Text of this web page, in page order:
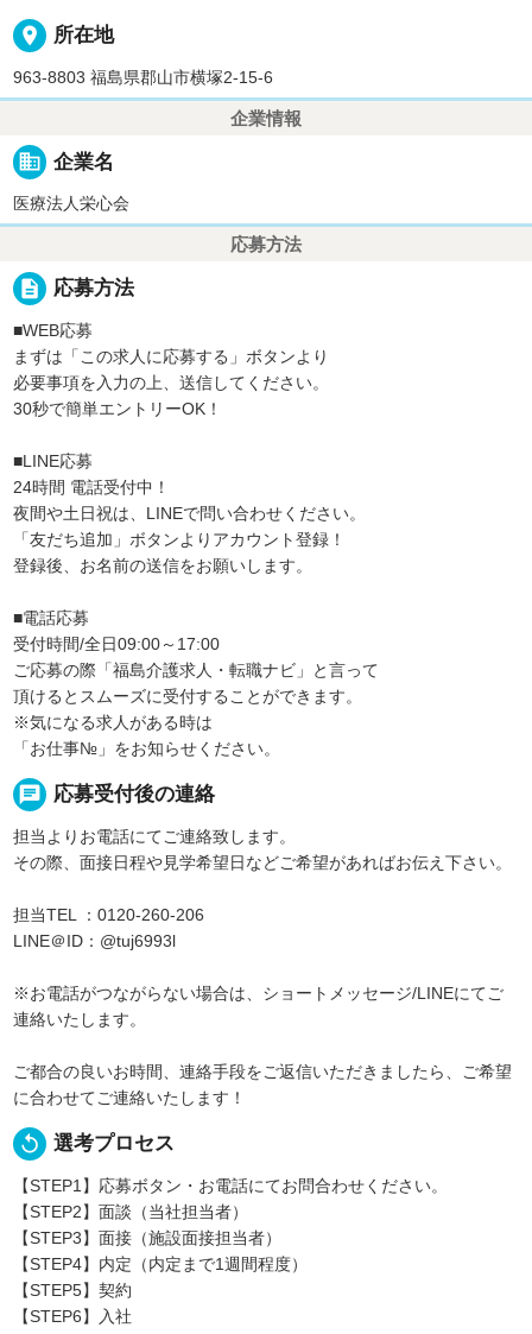
place 所在地
963-8803 福島県郡山市横塚2-15-6
企業情報
business 企業名
医療法人栄心会
応募方法
description 応募方法
■WEB応募
まずは「この求人に応募する」ボタンより
必要事項を入力の上、送信してください。
30秒で簡単エントリーOK！
■LINE応募
24時間 電話受付中！
夜間や土日祝は、LINEで問い合わせください。
「友だち追加」ボタンよりアカウント登録！
登録後、お名前の送信をお願いします。
■電話応募
受付時間/全日09:00～17:00
ご応募の際「福島介護求人・転職ナビ」と言って
頂けるとスムーズに受付することができます。
※気になる求人がある時は
「お仕事№」をお知らせください。
chat 応募受付後の連絡
担当よりお電話にてご連絡致します。
その際、面接日程や見学希望日などご希望があればお伝え下さい。
担当TEL ：0120-260-206
LINE＠ID：@tuj6993l
※お電話がつながらない場合は、ショートメッセージ/LINEにてご
連絡いたします。
ご都合の良いお時間、連絡手段をご返信いただきましたら、ご希望
に合わせてご連絡いたします！
replay 選考プロセス
【STEP1】応募ボタン・お電話にてお問合わせください。
【STEP2】面談（当社担当者）
【STEP3】面接（施設面接担当者）
【STEP4】内定（内定まで1週間程度）
【STEP5】契約
【STEP6】入社